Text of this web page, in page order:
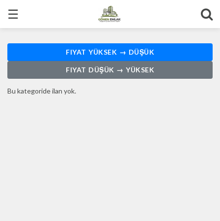
☰
FIYAT YÜKSEK → DÜŞÜK
FIYAT DÜŞÜK → YÜKSEK
Bu kategoride ilan yok.